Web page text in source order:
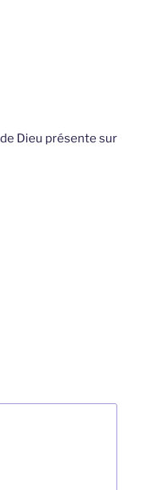
Dieu présente sur